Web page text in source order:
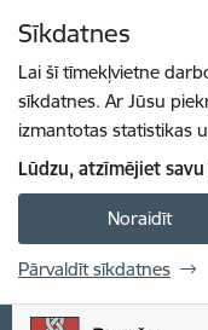
Sīkdatnes
Lai šī tīmekļvietne
sīkdatnes. Ar Jūsu
izmantotas statistikas
Lūdzu, atzīmējiet
Noraidīt
Pārvaldīt sīkdatnes